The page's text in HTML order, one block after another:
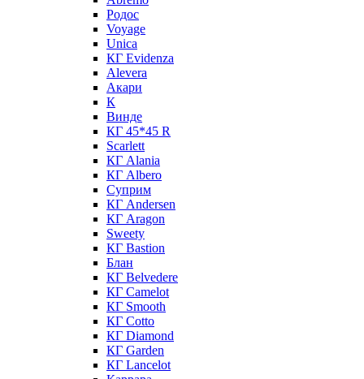
Родос
Voyage
Unica
КГ Evidenza
Alevera
Акари
К
Винде
КГ 45*45 R
Scarlett
КГ Alania
КГ Albero
Суприм
КГ Andersen
КГ Aragon
Sweety
КГ Bastion
Блан
КГ Belvedere
КГ Camelot
КГ Smooth
КГ Cotto
КГ Diamond
КГ Garden
КГ Lancelot